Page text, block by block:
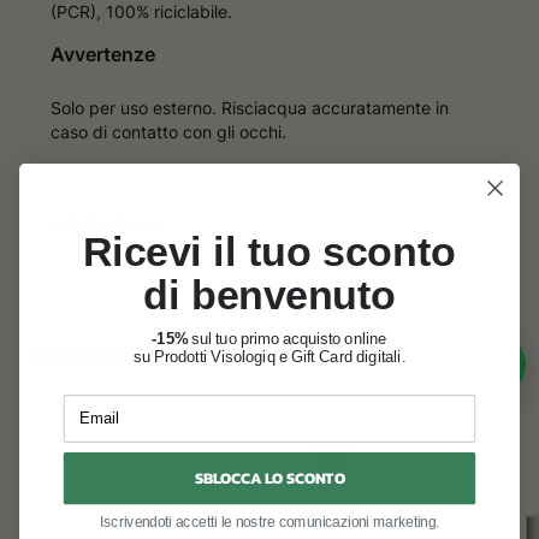
(PCR), 100% riciclabile.
Avvertenze
Solo per uso esterno. Risciacqua accuratamente in
caso di contatto con gli occhi.
Prodotti correlati
Ricevi il tuo sconto
di benvenuto
-15%sul tuo primo acquisto online
su Prodotti Visologiq e Gift Card digitali.
Email
SBLOCCA LO SCONTO
Iscrivendoti accetti le nostre comunicazioni marketing.